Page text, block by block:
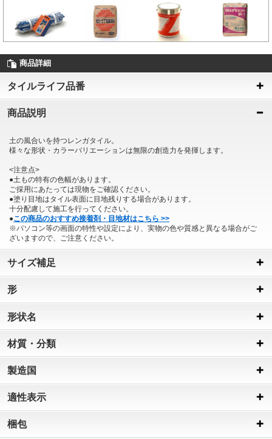
商品詳細
タイルライフ品番
商品説明
土の風合いを持つレンガタイル。
様々な形状・カラーバリエーションは無限の創造力を発揮します。
<注意点>
●土もの特有の色幅があります。
ご採用にあたっては現物をご確認ください。
●塗り目地はタイル表面に目地残りする場合があります。
十分配慮して施工を行ってください。
●この商品のおすすめ接着剤・目地材はこちら >>
※パソコン等の画面の特性や設定により、実物の色や質感と異なる場合がご
ざいますので、ご注意ください。
サイズ補足
形
形状名
材質・分類
製造国
適性表示
梱包